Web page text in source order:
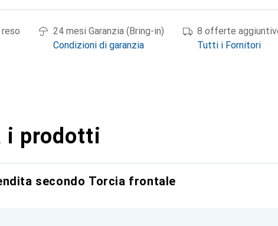
24 mesi Garanzia (Bring-in)
Condizioni di garanzia
8 offerte
Tutti i Fornitori
i prodotti
secondo Torcia frontale